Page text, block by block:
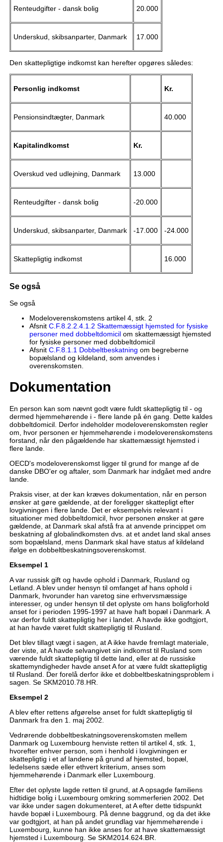
Renteudgifter - dansk bolig 20.000
Underskud, skibsanparter, Danmark 17.000
Den skattepligtige indkomst kan herefter opgøres således:
Personlig indkomst Kr.
Pensionsindtægter, Danmark 40.000
Kapitalindkomst Kr.
Overskud ved udlejning, Danmark 13.000
Renteudgifter - dansk bolig -20.000
Underskud, skibsanparter, Danmark -17.000 -24.000
Skattepligtig indkomst 16.000
Se også
Se også
Modeloverenskomstens artikel 4, stk. 2
Afsnit C.F.8.2.2.4.1.2 Skattemæssigt hjemsted for fysiske
personer med dobbeltdomicilom skattemæssigt hjemsted
for fysiske personer med dobbeltdomicil
Afsnit C.F.8.1.1 Dobbeltbeskatning om begreberne
bopælsland og kildeland, som anvendes i
overenskomsten.
Dokumentation
En person kan som nævnt godt være fuldt skattepligtig til - og
dermed hjemmehørende i - flere lande på én gang. Dette kaldes
dobbeltdomicil. Derfor indeholder modeloverenskomsten regler
om, hvor personen er hjemmehørende i modeloverenskomstens
forstand, når den pågældende har skattemæssigt hjemsted i
flere lande.
OECD's modeloverenskomst ligger til grund for mange af de
danske DBO'er og aftaler, som Danmark har indgået med andre
lande.
Praksis viser, at der kan kræves dokumentation, når en person
ønsker at gøre gældende, at der foreligger skattepligt efter
lovgivningen i flere lande. Det er eksempelvis relevant i
situationer med dobbeltdomicil, hvor personen ønsker at gøre
gældende, at Danmark skal afstå fra at anvende princippet om
beskatning af globalindkomsten dvs. at et andet land skal anses
som bopælsland, mens Danmark skal have status af kildeland
ifølge en dobbeltbeskatningsoverenskomst.
Eksempel 1
A var russisk gift og havde ophold i Danmark, Rusland og
Letland. A blev under hensyn til omfanget af hans ophold i
Danmark, hvorunder han varetog sine erhvervsmæssige
interesser, og under hensyn til det oplyste om hans boligforhold
anset for i perioden 1995-1997 at have haft bopæl i Danmark. A
var derfor fuldt skattepligtig her i landet. A havde ikke godtgjort,
at han havde været fuldt skattepligtig til Rusland.
Det blev tillagt vægt i sagen, at A ikke havde fremlagt materiale,
der viste, at A havde selvangivet sin indkomst til Rusland som
værende fuldt skattepligtig til dette land, eller at de russiske
skattemyndigheder havde anset A for at være fuldt skattepligtig
til Rusland. Der forelå derfor ikke et dobbeltbeskatningsproblem i
sagen. Se SKM2010.78.HR.
Eksempel 2
A blev efter rettens afgørelse anset for fuldt skattepligtig til
Danmark fra den 1. maj 2002.
Vedrørende dobbeltbeskatningsoverenskomsten mellem
Danmark og Luxembourg henviste retten til artikel 4, stk. 1,
hvorefter enhver person, som i henhold i lovgivningen er
skattepligtig i et af landene på grund af hjemsted, bopæl,
ledelsens sæde eller ethvert kriterium, anses som
hjemmehørende i Danmark eller Luxembourg.
Efter det oplyste lagde retten til grund, at A opsagde familiens
hidtidige bolig i Luxembourg omkring sommerferien 2002. Det
var ikke under sagen dokumenteret, at A efter dette tidspunkt
havde bopæl i Luxembourg. På denne baggrund, og da det ikke
var godtgjort, at han på andet grundlag var hjemmehørende i
Luxembourg, kunne han ikke anses for at have skattemæssigt
hjemsted i Luxembourg. Se SKM2014.624.BR.